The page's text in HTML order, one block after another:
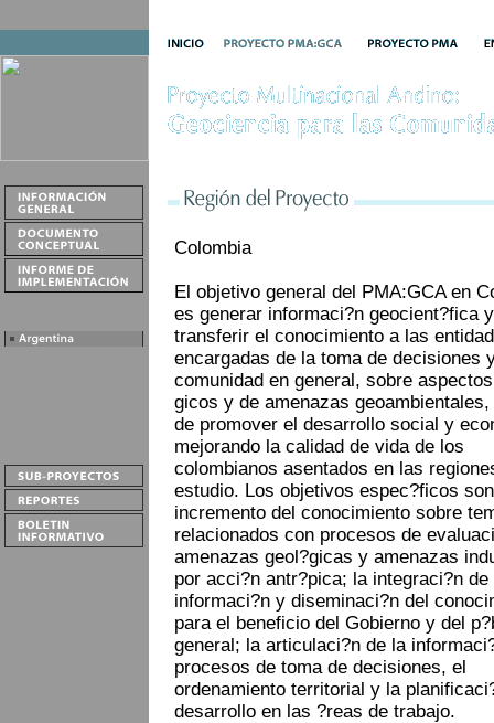
Colombia
El objetivo general del PMA:GCA en
es generar informaci?n geocient?fica y
transferir el conocimiento a las
encargadas de la toma de decisiones
comunidad en general, sobre
gicos y de amenazas
de promover el desarrollo social y
mejorando la calidad de vida de los
colombianos asentados en las
estudio. Los objetivos espec?ficos
incremento del conocimiento sobre
relacionados con procesos de
amenazas geol?gicas y amenazas
por acci?n antr?pica; la integraci?n de
informaci?n y diseminaci?n del
para el beneficio del Gobierno y del
general; la articulaci?n de la
procesos de toma de decisiones, el
ordenamiento territorial y la
desarrollo en las ?reas de trabajo.